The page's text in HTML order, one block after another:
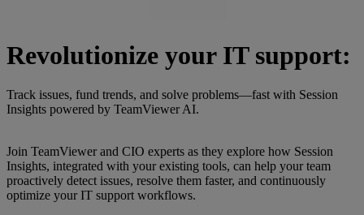
Revolutionize your IT support:
Track issues, fund trends, and solve problems—fast with Session
Insights powered by TeamViewer AI.
Join TeamViewer and CIO experts as they explore how Session
Insights, integrated with your existing tools, can help your team
proactively detect issues, resolve them faster, and continuously
optimize your IT support workflows.